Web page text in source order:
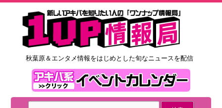
秋葉原＆エンタメ情報をはじめとした旬なニュースを配信